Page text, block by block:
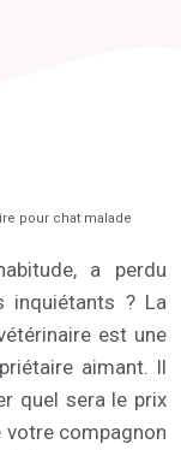
pour chat malade
a perdu
inquiétants ? La
est une
aimant. Il
quel sera le prix
votre compagnon